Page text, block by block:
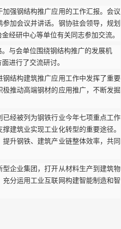
强钢结构推广应用的工作汇报。会议
加会议并讲话。钢协驻会领导，规划
经研中心等单位有关同志参加交流。
与会单位围绕钢结构推广的发展机
进行了交流研讨。
结构建筑推广应用工作中发挥了重要
推动高端钢材的应用推广，不断发掘
经被列为钢铁行业今年七项重点工作
建筑业实现工业化转型的重要途径。
升钢铁、建筑产业链整体效率，共同
企业集团，打开从材料生产到建筑物
分运用工业互联网构建智能制造和智